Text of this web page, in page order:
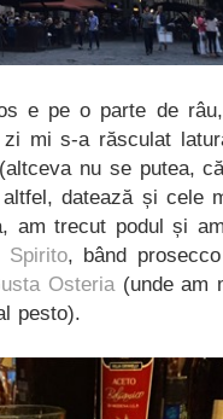
e pe o parte de
mi s-a răsculat
nu se putea,
datează și cele
am trecut podul și
Spirito, bând
Osteria(unde am
pesto).